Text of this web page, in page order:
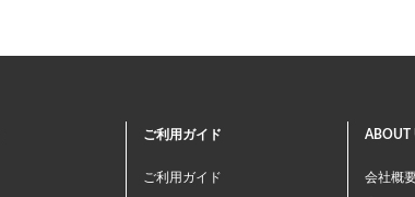
ご利用ガイド
ご利用ガイド
ABOUT
会社概